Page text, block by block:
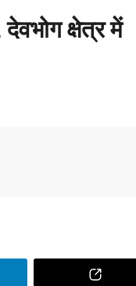
क्षेत्र में